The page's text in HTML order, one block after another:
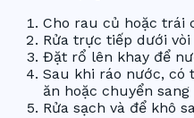
Cho rau củ hoặc trái
Rửa trực tiếp dưới vòi
Đặt rổ lên khay để
Sau khi ráo nước, có
ăn hoặc chuyển
Rửa sạch và để khô